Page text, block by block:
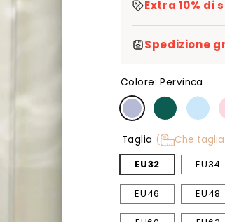
Extra 10% di
Spedizione
Colore:Pervinca
Taglia (
Che
EU32
EU34
EU46 EU48